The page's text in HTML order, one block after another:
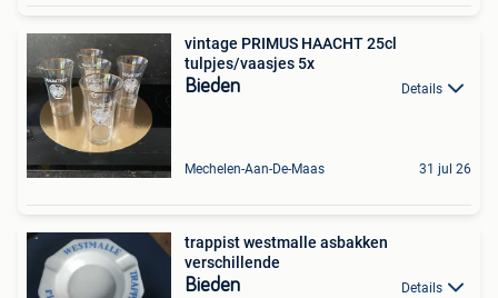
vintage PRIMUS HAACHT 25cl
tulpjes/vaasjes 5x
Bieden Details
Mechelen-Aan-De-Maas 31 jul 26
trappist westmalle asbakken
verschillende
Bieden Details